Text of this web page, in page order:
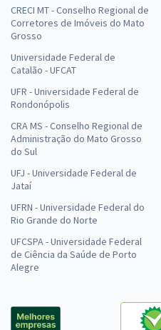
CRECI MT - Conselho Regional de
Corretores de Imóveis do Mato
Grosso
Universidade Federal de
Catalão - UFCAT
UFR - Universidade Federal de
Rondonópolis
CRA MS - Conselho Regional de
Administração do Mato Grosso
do Sul
UFJ - Universidade Federal de
Jataí
UFRN - Universidade Federal do
Rio Grande do Norte
UFCSPA - Universidade Federal
de Ciência da Saúde de Porto
Alegre